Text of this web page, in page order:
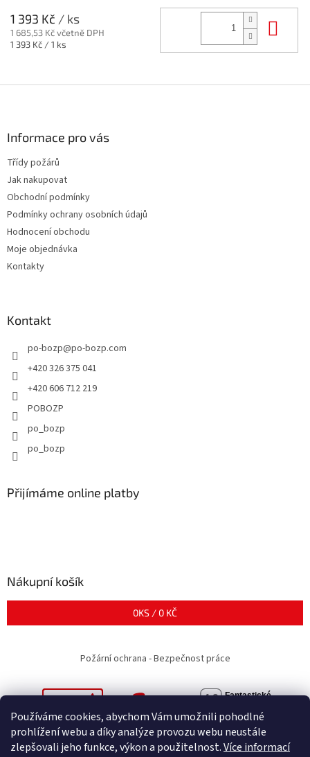
Používáme cookies, abychom Vám umožnili pohodlné
prohlížení webu a díky analýze provozu webu neustále
zlepšovali jeho funkce, výkon a použitelnost.Více informací
1 393 Kč / ks
1 685,53 Kč včetně DPH
Měrná
1 393 Kč / 1 ks
Informace pro vás
Třídy požárů
Jak nakupovat
Obchodní podmínky
Podmínky ochrany osobních údajů
Hodnocení obchodu
Moje objednávka
Kontakty
Kontakt
po-bozp@po-bozp.com
+420 326 375 041
+420 606 712 219
POBOZP
po_bozp
po_bozp
Přijímáme online platby
Nákupní košík
0KS / 0 KČ
Požární ochrana - Bezpečnost práce